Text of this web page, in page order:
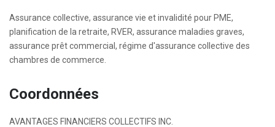
Assurance collective, assurance vie et invalidité pour PME,
planification de la retraite, RVER, assurance maladies graves,
assurance prêt commercial, régime d'assurance collective des
chambres de commerce.
Coordonnées
AVANTAGES FINANCIERS COLLECTIFS INC.